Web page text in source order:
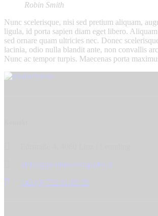
Robin Smith
Nunc scelerisque, nisi sed pretium aliquam,
ligula, id porta sapien diam eget libero.
sed ornare quam ultricies nec. Donec
lacinia, odio nulla blandit ante, non convallis
Nunc ac tempor turpis. Maecenas porta
Beitrags-
Prev
Next
office@produkt-fotografie.at
+43 (0) 732 91 65 35